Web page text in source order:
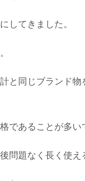
してきました。
と同じブランド
であることが多い
問題なく長く使え